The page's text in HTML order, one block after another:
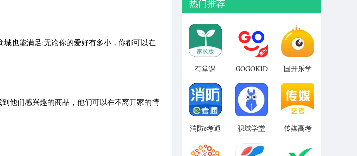
也能满足;无论你的爱好有多小，你都可以在
他们感兴趣的商品，他们可以在不离开家的情
热门推荐
有堂课
GOGOKID
v2.2.0
国开乐学
1.0.0.7
消防e考通
v1.0.6
职域学堂
v1.0
传媒高考